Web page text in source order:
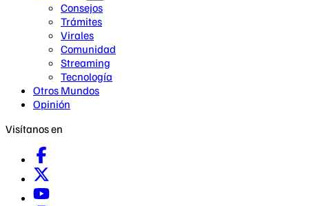
Consejos
Trámites
Virales
Comunidad
Streaming
Tecnología
Otros Mundos
Opinión
Visítanos en